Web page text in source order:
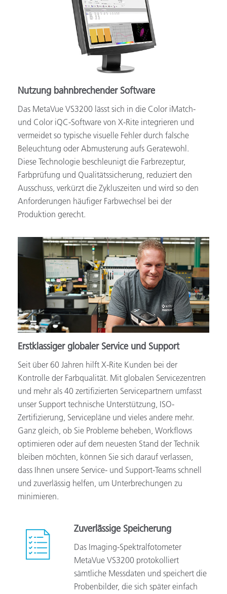
Nutzung bahnbrechender Software
Das MetaVue VS3200 lässt sich in die Color iMatch-
und Color iQC-Software von X-Rite integrieren und
vermeidet so typische visuelle Fehler durch falsche
Beleuchtung oder Abmusterung aufs Geratewohl.
Diese Technologie beschleunigt die Farbrezeptur,
Farbprüfung und Qualitätssicherung, reduziert den
Ausschuss, verkürzt die Zykluszeiten und wird so den
Anforderungen häufiger Farbwechsel bei der
Produktion gerecht.
Erstklassiger globaler Service und Support
Seit über 60 Jahren hilft X-Rite Kunden bei der
Kontrolle der Farbqualität. Mit globalen Servicezentren
und mehr als 40 zertifizierten Servicepartnern umfasst
unser Support technische Unterstützung, ISO-
Zertifizierung, Servicepläne und vieles andere mehr.
Ganz gleich, ob Sie Probleme beheben, Workflows
optimieren oder auf dem neuesten Stand der Technik
bleiben möchten, können Sie sich darauf verlassen,
dass Ihnen unsere Service- und Support-Teams schnell
und zuverlässig helfen, um Unterbrechungen zu
minimieren.
Zuverlässige Speicherung
Das Imaging-Spektralfotometer
MetaVue VS3200 protokolliert
sämtliche Messdaten und speichert die
Probenbilder, die sich später einfach